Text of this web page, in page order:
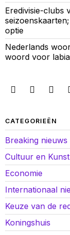
Eredivisie-clubs
optie
Nederlands
woord voor
CATEGORIEËN
Breaking nieuws
Cultuur en Kunst
Economie
Internationaal
Keuze van de
Koningshuis